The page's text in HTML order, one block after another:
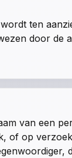
ten
door de
van een
of op